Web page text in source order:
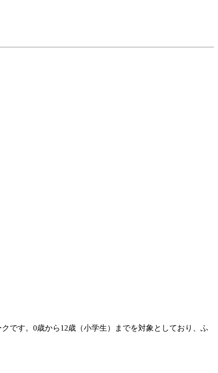
です。0歳から12歳（小学生）までを対象としており、ふ